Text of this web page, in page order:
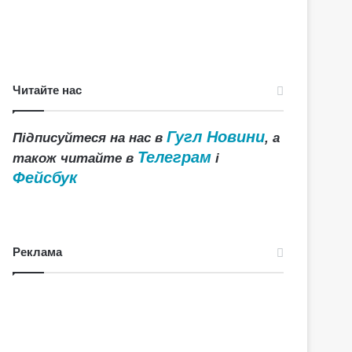
Читайте нас
Підписуйтеся на нас вГугл Новини, а
також читайте в Телеграм і
Фейсбук
Реклама